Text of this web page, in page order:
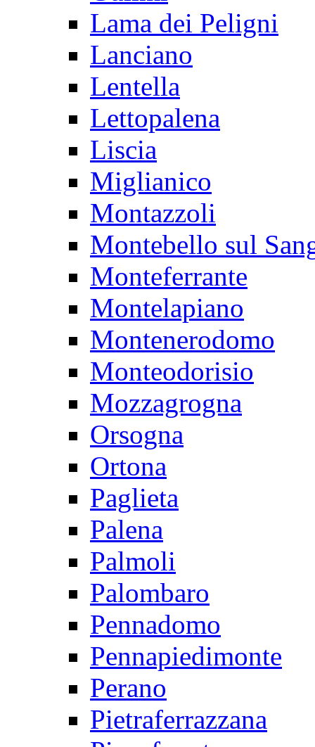
Lama dei Peligni
Lanciano
Lentella
Lettopalena
Liscia
Miglianico
Montazzoli
Montebello sul
Monteferrante
Montelapiano
Montenerodomo
Monteodorisio
Mozzagrogna
Orsogna
Ortona
Paglieta
Palena
Palmoli
Palombaro
Pennadomo
Pennapiedimonte
Perano
Pietraferrazzana